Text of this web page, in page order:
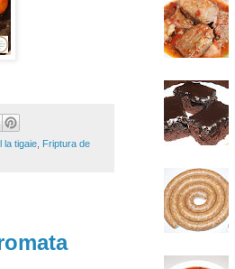
la tigaie Friptura de